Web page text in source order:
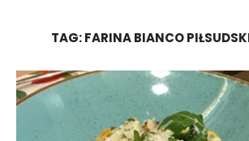
TAG:FARINA BIANCO